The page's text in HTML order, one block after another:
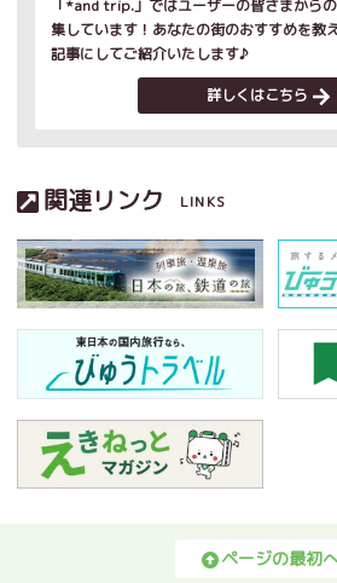
「*and trip.」ではユーザーの皆さまから
集しています！あなたの街のおすすめを教
記事にしてご紹介いたします♪
詳しくはこちら
関連リンク LINKS
ページの最初